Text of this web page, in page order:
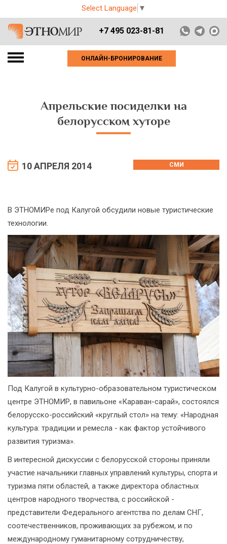
Select Language ▼
+7 495 023-81-81
ОНЛАЙН-БРОНИРОВАНИЕ
Апрельские посиделки на
белорусском хуторе
10 АПРЕЛЯ 2014 СМИ
В ЭТНОМИРе под Калугой обсудили новые туристические
технологии.
Под Калугой в культурно-образовательном туристическом
центре ЭТНОМИР, в павильоне «Караван-сарай», состоялся
белорусско-российский «круглый стол» на тему: «Народная
культура: традиции и ремесла - как фактор устойчивого
развития туризма».
В интересной дискуссии с белорусской стороны приняли
участие начальники главных управлений культуры, спорта и
туризма пяти областей, а также директора областных
центров народного творчества, с российской -
представители Федерального агентства по делам СНГ,
соотечественников, проживающих за рубежом, и по
международному гуманитарному сотрудничеству,